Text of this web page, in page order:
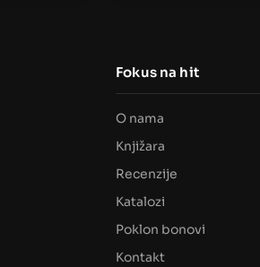
Fokus na hit
O nama
Knjižara
Recenzije
Katalozi
Poklon bonovi
Kontakt